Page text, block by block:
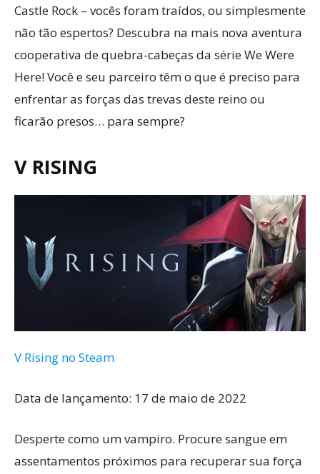
Castle Rock – vocês foram traídos, ou simplesmente
não tão espertos? Descubra na mais nova aventura
cooperativa de quebra-cabeças da série We Were
Here! Você e seu parceiro têm o que é preciso para
enfrentar as forças das trevas deste reino ou
ficarão presos… para sempre?
V RISING
V Rising no Steam
Data de lançamento: 17 de maio de 2022
Desperte como um vampiro. Procure sangue em
assentamentos próximos para recuperar sua força